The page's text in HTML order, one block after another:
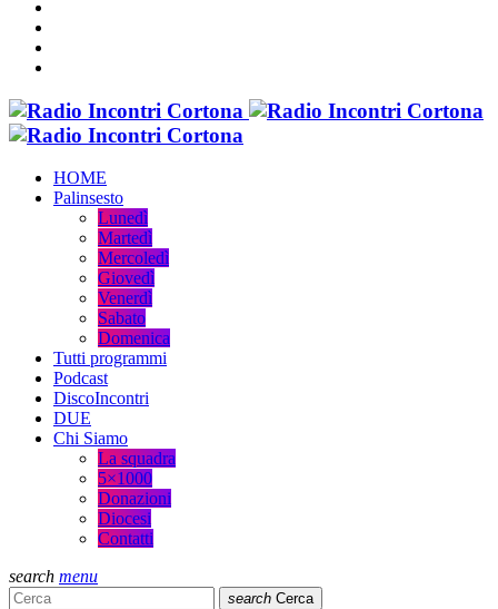
HOME
Palinsesto
Lunedì
Martedì
Mercoledì
Giovedì
Venerdì
Sabato
Domenica
Tutti programmi
Podcast
DiscoIncontri
DUE
Chi Siamo
La squadra
5×1000
Donazioni
Diocesi
Contatti
search menu
search Cerca